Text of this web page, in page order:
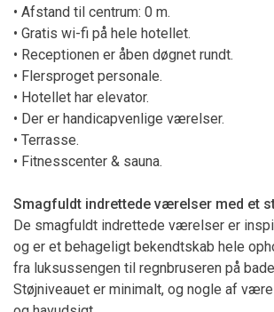
• Afstand til centrum: 0 m.
• Gratis wi-fi på hele hotellet.
• Receptionen er åben døgnet rundt.
• Flersproget personale.
• Hotellet har elevator.
• Der er handicapvenlige værelser.
• Terrasse.
• Fitnesscenter & sauna.
Smagfuldt indrettede værelser med et
De smagfuldt indrettede værelser er
og er et behageligt bekendtskab hele
fra luksussengen til regnbruseren på
Støjniveauet er minimalt, og nogle af